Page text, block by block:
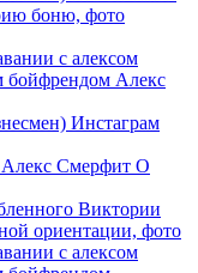
боню, фото
с алексом
бойфрендом Алекс
Инстаграм
Смерфит О
Виктории
ориентации, фото
с алексом